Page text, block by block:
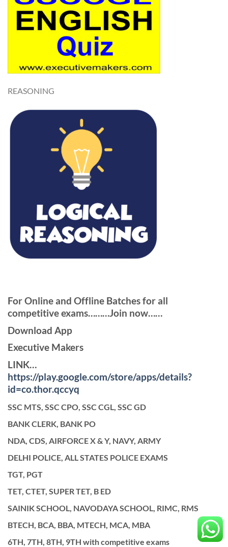
REASONING
For Online and Offline Batches for all
competitive exams………Join now……
Download App
Executive Makers
LINK…
https://play.google.com/store/apps/details?
id=co.thor.qccyq
SSC MTS, SSC CPO, SSC CGL, SSC GD
BANK CLERK, BANK PO
NDA, CDS, AIRFORCE X & Y, NAVY, ARMY
DELHI POLICE, ALL STATES POLICE EXAMS
TGT, PGT
TET, CTET, SUPER TET, B ED
SAINIK SCHOOL, NAVODAYA SCHOOL, RIMC, RMS
BTECH, BCA, BBA, MTECH, MCA, MBA
6TH, 7TH, 8TH, 9TH with competitive exams